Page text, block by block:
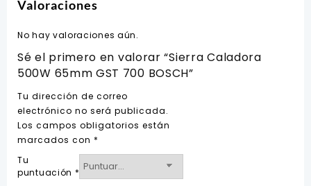
Valoraciones
No hay valoraciones aún.
Sé el primero en valorar “Sierra Caladora
500W 65mm GST 700 BOSCH”
Tu dirección de correo
electrónico no será publicada.
Los campos obligatorios están
marcados con *
Tu
puntuación *